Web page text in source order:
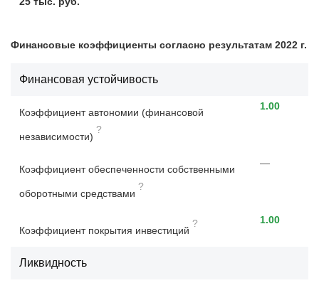
Финансовые коэффициенты согласно результатам 2022 г.
Финансовая устойчивость
Коэффициент автономии (финансовой
независимости)
?
1.00
Коэффициент обеспеченности собственными
оборотными средствами
?
—
Коэффициент покрытия инвестиций
? 1.00
Ликвидность